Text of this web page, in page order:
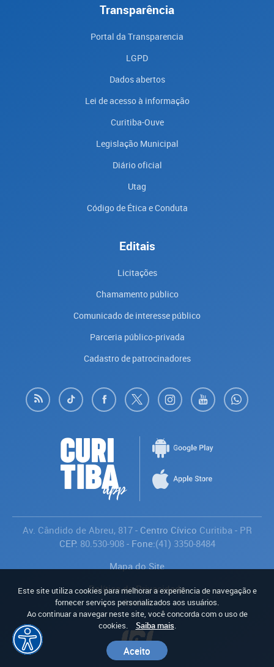
Transparência
Portal da Transparencia
LGPD
Dados abertos
Lei de acesso à informação
Curitiba-Ouve
Legislação Municipal
Diário oficial
Utag
Código de Ética e Conduta
Editais
Licitações
Chamamento público
Comunicado de interesse público
Parceria público-privada
Cadastro de patrocinadores
Av. Cândido de Abreu, 817- Centro Cívico Curitiba - PR
CEP: 80.530-908- Fone:(41) 3350-8484
Mapa do Site
Política de Privacidade
Avaliar
Este site utiliza cookies para melhorar a experiência de navegação e
fornecer serviços personalizados aos usuários.
Ao continuar a navegar neste site, você concorda com o uso de
cookies.
Saiba mais.
Aceito